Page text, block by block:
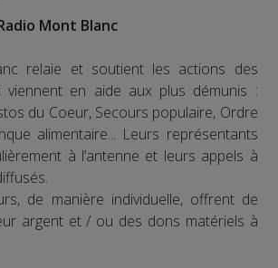
Mont Blanc
relaie et soutient les actions des
viennent en aide aux plus démunis :
du Coeur, Secours populaire, Ordre
alimentaire... Leurs représentants
à l’antenne et leurs appels à
de manière individuelle, offrent de
argent et / ou des dons matériels à